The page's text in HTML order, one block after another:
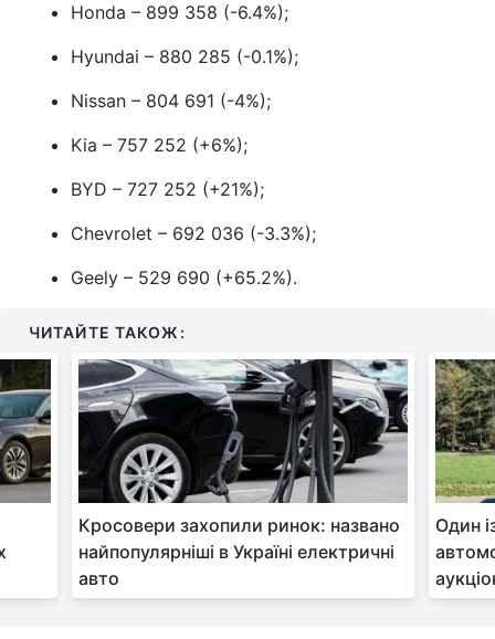
Honda – 899 358 (-6.4%);
Hyundai – 880 285 (-0.1%);
Nissan – 804 691 (-4%);
Kia – 757 252 (+6%);
BYD – 727 252 (+21%);
Chevrolet – 692 036 (-3.3%);
Geely – 529 690 (+65.2%).
ЧИТАЙТЕ ТАКОЖ:
Кросовери захопили ринок: названо
найпопулярніші в Україні електричні
авто
Один